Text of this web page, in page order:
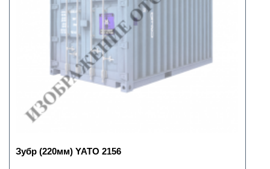
Зубр (220мм) YATO 2156